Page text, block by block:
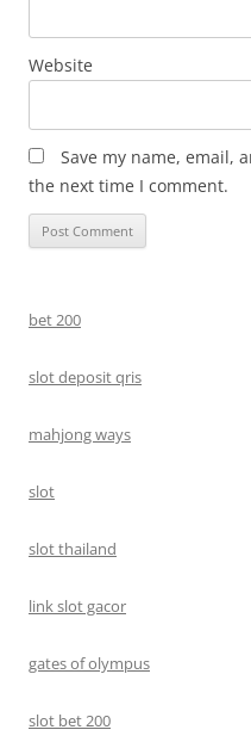
Website
Save my name, email,
the next time I comment.
bet 200
slot deposit qris
mahjong ways
slot
slot thailand
link slot gacor
gates of olympus
slot bet 200